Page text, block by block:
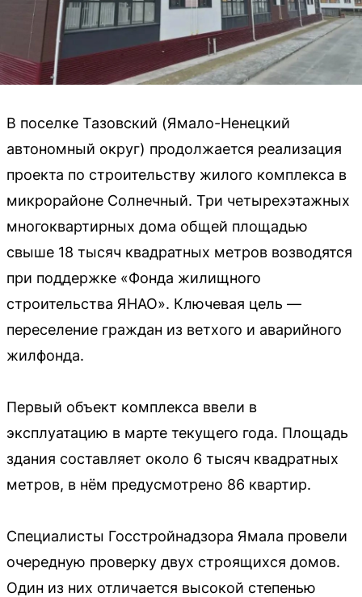
В поселке Тазовский (Ямало-Ненецкий
автономный округ) продолжается реализация
проекта по строительству жилого комплекса в
микрорайоне Солнечный. Три четырехэтажных
многоквартирных дома общей площадью
свыше 18 тысяч квадратных метров возводятся
при поддержке «Фонда жилищного
строительства ЯНАО». Ключевая цель —
переселение граждан из ветхого и аварийного
жилфонда.
Первый объект комплекса ввели в
эксплуатацию в марте текущего года. Площадь
здания составляет около 6 тысяч квадратных
метров, в нём предусмотрено 86 квартир.
Специалисты Госстройнадзора Ямала провели
очередную проверку двух строящихся домов.
Один из них отличается высокой степенью